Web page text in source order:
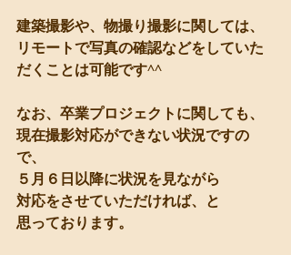
建築撮影や、物撮り撮影に関しては、
リモートで写真の確認などをしていた
だくことは可能です^^
なお、卒業プロジェクトに関しても、
現在撮影対応ができない状況ですの
で、
５月６日以降に状況を見ながら
対応をさせていただければ、と
思っております。